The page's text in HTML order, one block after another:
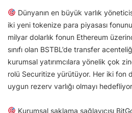
Dünyanın en büyük varlık
iki yeni tokenize para piyasası
milyar dolarlık fonun Ethereum
sınıfı olan BSTBL’de transfer
kurumsal yatırımcılara yönelik çok
rolü Securitize yürütüyor. Her iki fon
uygun rezerv varlığı olmayı
Kurumsal saklama sağlayıcısı